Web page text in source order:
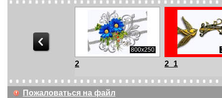
600x221 800x250
2 2_1
Пожаловаться на файл